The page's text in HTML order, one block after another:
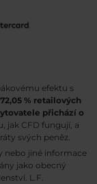
efektu s
72,05 % retailových
přichází o
jak CFD fungují, a
svých peněz.
nebo jiné informace
jako obecný
L.F.